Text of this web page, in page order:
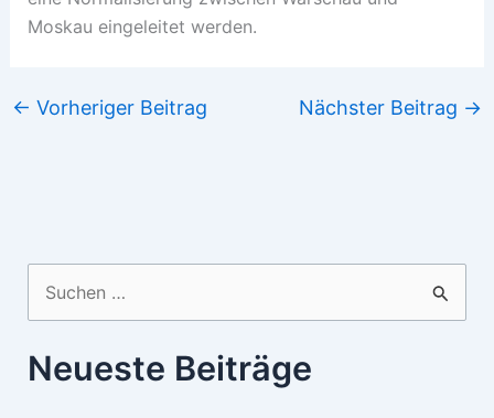
Moskau eingeleitet werden.
← Vorheriger Beitrag Nächster Beitrag →
Suchen
nach:
Neueste Beiträge